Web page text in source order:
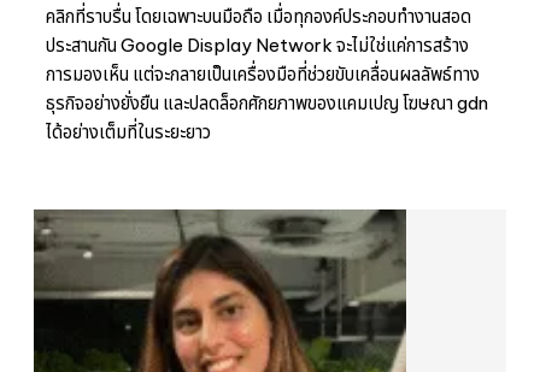
คลิกที่ราบรื่น โดยเฉพาะบนมือถือ เมื่อทุกองค์ประกอบทำงานสอด
ประสานกัน Google Display Network จะไม่ใช่แค่การสร้าง
การมองเห็น แต่จะกลายเป็นเครื่องมือที่ช่วยขับเคลื่อนผลลัพธ์ทาง
ธุรกิจอย่างยั่งยืน และปลดล็อกศักยภาพของแคมเปญ โฆษณา gdn
ได้อย่างเต็มที่ในระยะยาว